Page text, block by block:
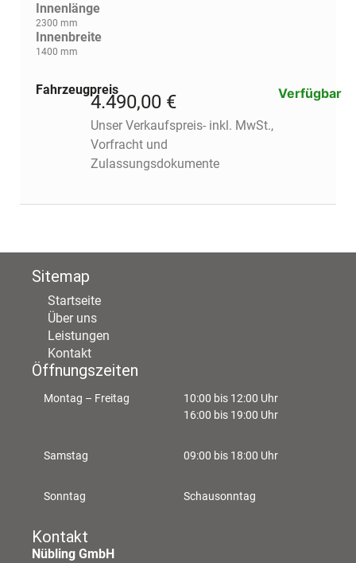
Innenlänge
2300 mm
Innenbreite
1400 mm
Fahrzeugpreis
4.490,00 €
Unser Verkaufspreis- inkl. MwSt.,
Vorfracht und
Zulassungsdokumente
Verfügbar
Sitemap
Startseite
Über uns
Leistungen
Kontakt
Öffnungszeiten
Montag – Freitag
10:00 bis 12:00 Uhr
16:00 bis 19:00 Uhr
Samstag 09:00 bis 18:00 Uhr
Sonntag Schausonntag
Kontakt
Nübling GmbH